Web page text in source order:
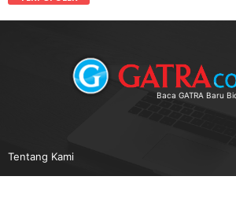
Baca GATRA Baru
Tentang Kami
Pedoman Media Siber